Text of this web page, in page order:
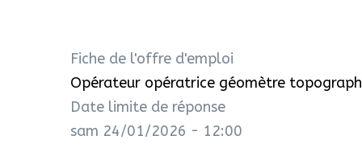
Fiche de l'offre d'emploi
Opérateur opératrice géomètre
Date limite de réponse
sam 24/01/2026 - 12:00